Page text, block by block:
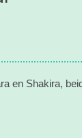
en Shakira,